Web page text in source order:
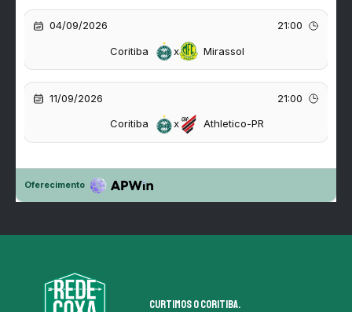
Curtimos o coritiba.